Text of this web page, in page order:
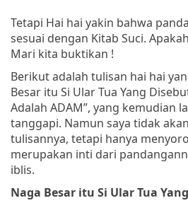
Tetapi Hai hai yakin bahwa
sesuai dengan Kitab Suci.
Mari kita buktikan !
Berikut adalah tulisan hai hai
Besar itu Si Ular Tua Yang
Adalah ADAM”, yang kemudian
tanggapi. Namun saya tidak
tulisannya, tetapi hanya
merupakan inti dari
iblis.
Naga Besar itu Si Ular Tua